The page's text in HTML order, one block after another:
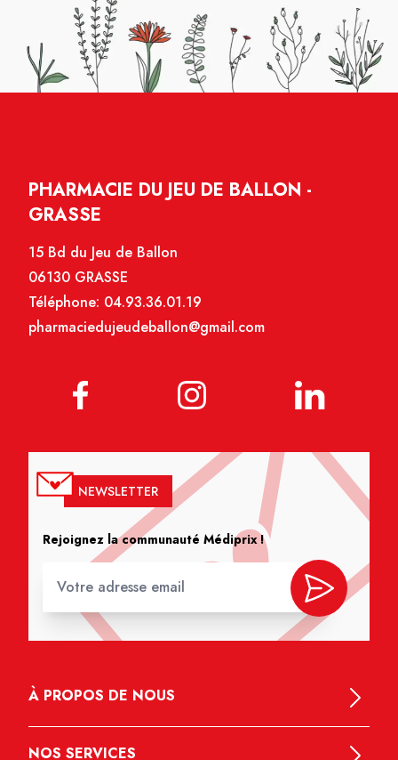
PHARMACIE DU JEU DE BALLON -
GRASSE
15 Bd du Jeu de Ballon
06130 GRASSE
Téléphone: 04.93.36.01.19
pharmaciedujeudeballon@gmail.com
NEWSLETTER
Rejoignez la communauté Médiprix !
À PROPOS DE NOUS
NOS SERVICES